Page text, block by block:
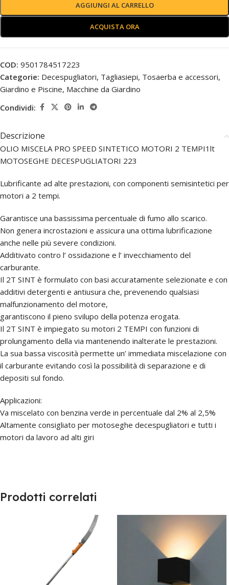
AGGIUNGI AL CARRELLO
ACQUISTA ORA
COD: 9501784517223
Categorie: Decespugliatori, Tagliasiepi, Tosaerba e accessori,
Giardino e Piscine, Macchine da Giardino
Condividi:
Descrizione
OLIO MISCELA PRO SPEED SINTETICO MOTORI 2 TEMPI1lt
MOTOSEGHE DECESPUGLIATORI 223
Lubrificante ad alte prestazioni, con componenti semisintetici per
motori a 2 tempi.
Garantisce una bassissima percentuale di fumo allo scarico.
Non genera incrostazioni e assicura una ottima lubrificazione
anche nelle più severe condizioni.
Additivato contro l’ ossidazione e l’ invecchiamento del
carburante.
Il 2T SINT è formulato con basi accuratamente selezionate e con
additivi detergenti e antiusura che, prevenendo qualsiasi
malfunzionamento del motore,
garantiscono il pieno svilupo della potenza erogata.
Il 2T SINT è impiegato su motori 2 TEMPI con funzioni di
prolungamento della via mantenendo inalterate le prestazioni.
La sua bassa viscosità permette un’ immediata miscelazione con
il carburante evitando così la possibilità di separazione e di
depositi sul fondo.
Applicazioni:
Va miscelato con benzina verde in percentuale dal 2% al 2,5%
Altamente consigliato per motoseghe decespugliatori e tutti i
motori da lavoro ad alti giri
Prodotti correlati